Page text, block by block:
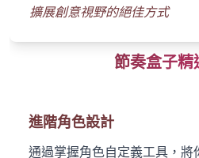
擴展創意視野的絕佳方式
節奏盒子精
進階角色設計
通過掌握角色自定義工具，